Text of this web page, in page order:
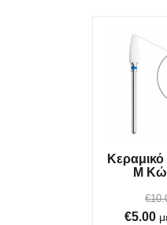
Κεραμικό
M
€
Original
€5.00Η